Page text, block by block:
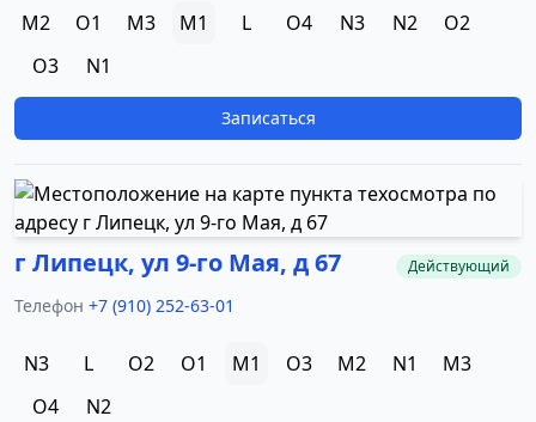
M2 O1 M3 M1 L O4 N3 N2
O2
O3
N1
Записаться
г Липецк, ул 9-го Мая, д 67 Действующий
Телефон +7 (910) 252-63-01
N3 L O2 O1 M1 O3 M2 N1
M3
O4
N2